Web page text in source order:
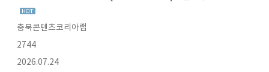
충북콘텐츠코리아랩
2744
2026.07.24